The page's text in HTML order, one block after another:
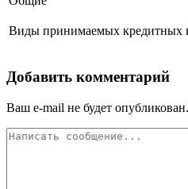
Виды принимаемых кредитных
Добавить комментарий
Ваш e-mail не будет опубликован.